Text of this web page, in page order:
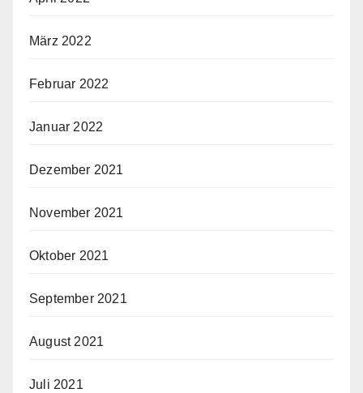
März 2022
Februar 2022
Januar 2022
Dezember 2021
November 2021
Oktober 2021
September 2021
August 2021
Juli 2021